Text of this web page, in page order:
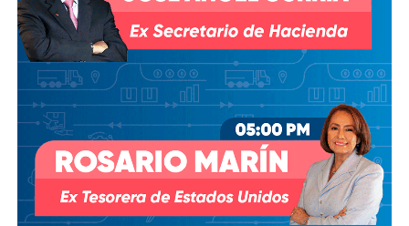
s.
Su relación con Martínez no se limita a Empresas ICA,
pues desde octubre de 2024 (justo unos días antes del
cambio en la presidencia) el oriundo de Monterreyha
comprado, además, acciones de la propia Televisa.
Empezó con 7.8%, lo que lo volvió su tercer mayor